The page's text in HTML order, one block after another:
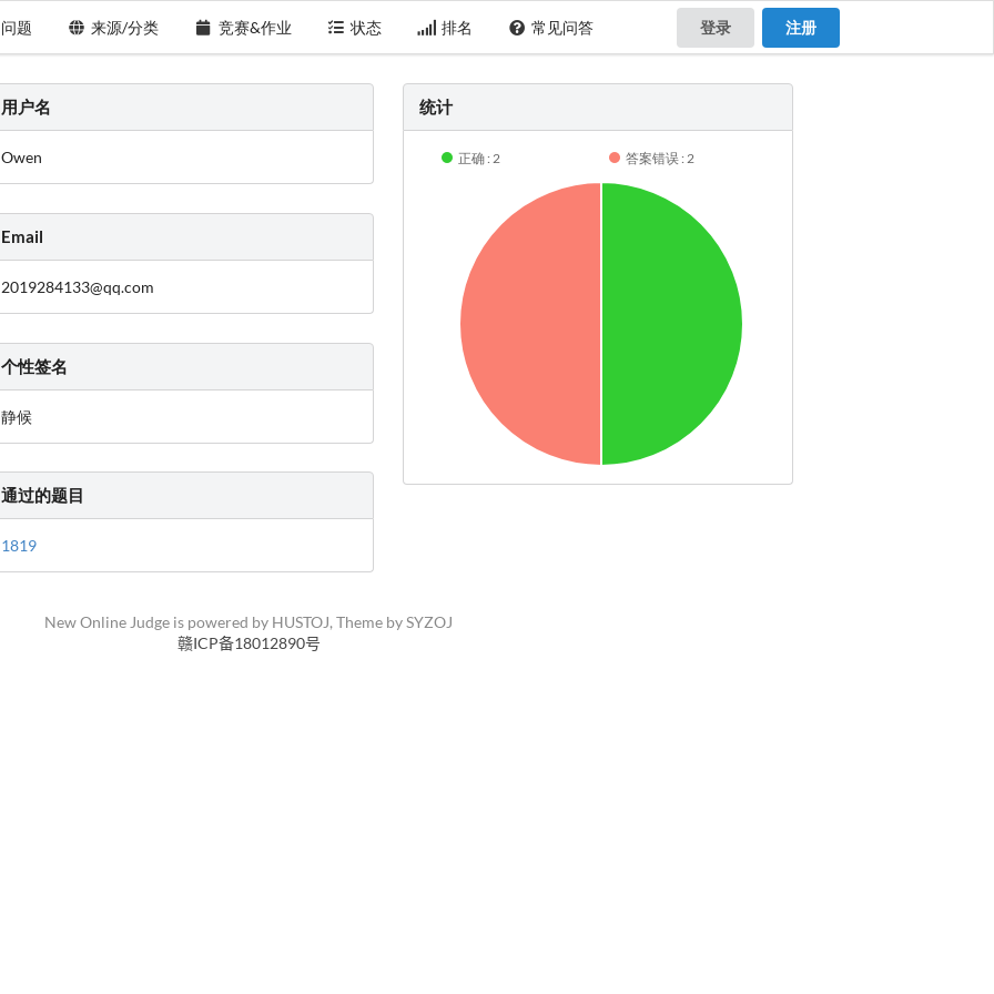
问题 来源/分类 竞赛&作业 状态 排名 常见问答 登录 注册
用户名
Owen
Email
2019284133@qq.com
个性签名
静候
通过的题目
1819
统计
正确 : 2 答案错误 : 2
New Online Judge is powered by HUSTOJ, Theme bySYZOJ
赣ICP备18012890号